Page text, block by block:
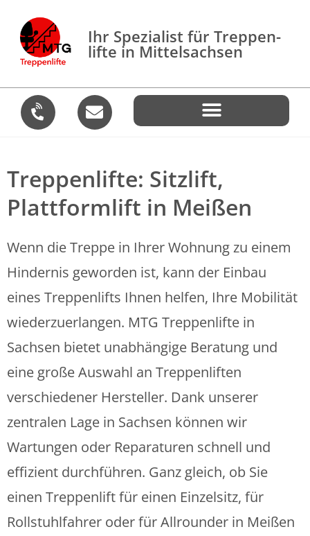
Ihr Spezialist für Treppen­
lifte in Mittelsachsen
Treppenlifte: Sitzlift,
Plattformlift in Meißen
Wenn die Treppe in Ihrer Wohnung zu einem
Hindernis geworden ist, kann der Einbau
eines Treppenlifts Ihnen helfen, Ihre Mobilität
wiederzuerlangen. MTG Treppenlifte in
Sachsen bietet unabhängige Beratung und
eine große Auswahl an Treppenliften
verschiedener Hersteller. Dank unserer
zentralen Lage in Sachsen können wir
Wartungen oder Reparaturen schnell und
effizient durchführen. Ganz gleich, ob Sie
einen Treppenlift für einen Einzelsitz, für
Rollstuhlfahrer oder für Allrounder in Meißen